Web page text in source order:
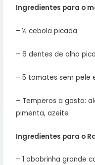
Ingredientes para o
– ½ cebola picada
– 6 dentes de alho
– 5 tomates sem pele
– Temperos a gosto:
pimenta, azeite
Ingredientes para o
– 1 abobrinha grande